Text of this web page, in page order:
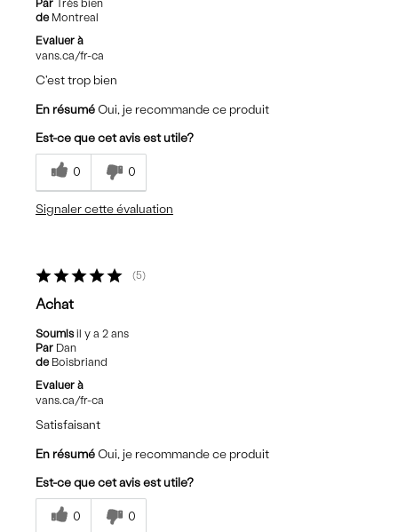
Par Très bien
de Montreal
Evaluer à
vans.ca/fr-ca
C'est trop bien
En résumé Oui, je recommande ce produit
Est-ce que cet avis est utile?
0 0
Signaler cette évaluation
5
Achat
Soumisil y a 2 ans
Par Dan
de Boisbriand
Evaluer à
vans.ca/fr-ca
Satisfaisant
En résumé Oui, je recommande ce produit
Est-ce que cet avis est utile?
0 0